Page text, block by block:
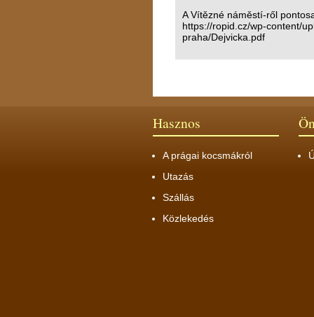
A Vítězné náměstí-ről
https://ropid.cz/wp-content/
praha/Dejvicka.pdf
Hasznos
A prágai kocsmákról
Utazás
Szállás
Közlekedés